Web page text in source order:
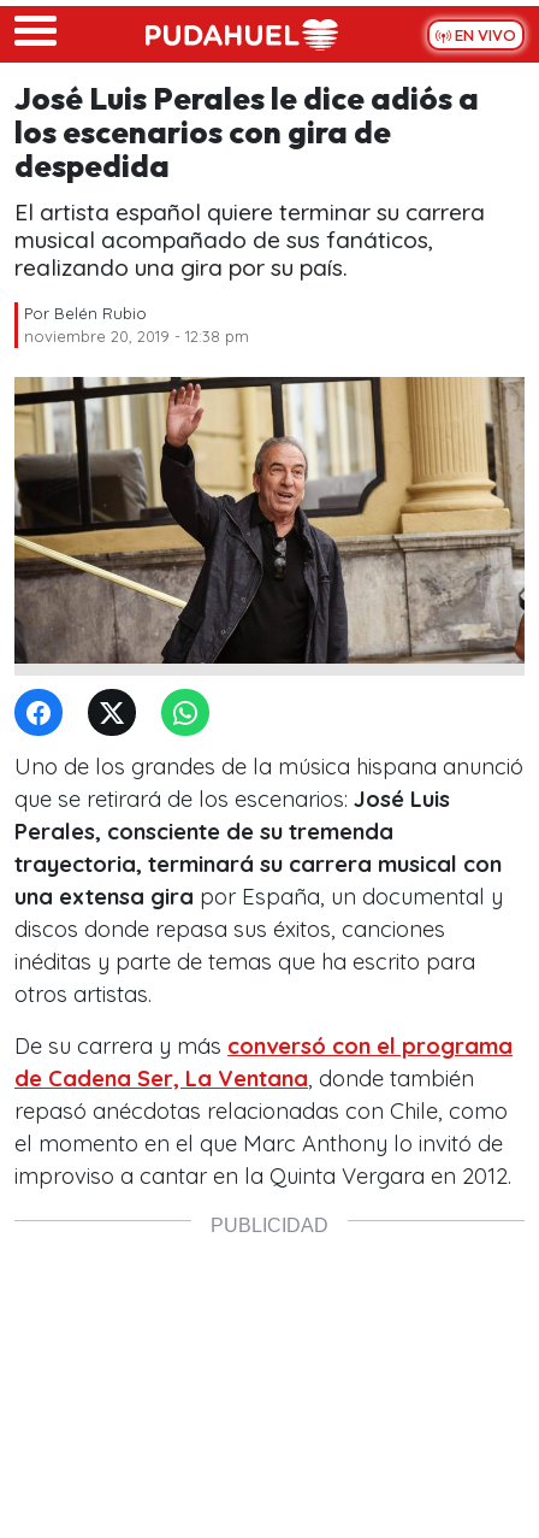
Skip to main content
EN VIVO
José Luis Perales le dice adiós a
los escenarios con gira de
despedida
El artista español quiere terminar su carrera
musical acompañado de sus fanáticos,
realizando una gira por su país.
Por Belén Rubio
noviembre 20, 2019 - 12:38 pm
Uno de los grandes de la música hispana anunció
que se retirará de los escenarios: José Luis
Perales, consciente de su tremenda
trayectoria, terminará su carrera musical con
una extensa gira por España, un documental y
discos donde repasa sus éxitos, canciones
inéditas y parte de temas que ha escrito para
otros artistas.
De su carrera y más conversó con el programa
de Cadena Ser, La Ventana, donde también
repasó anécdotas relacionadas con Chile, como
el momento en el que Marc Anthony lo invitó de
improviso a cantar en la Quinta Vergara en 2012.